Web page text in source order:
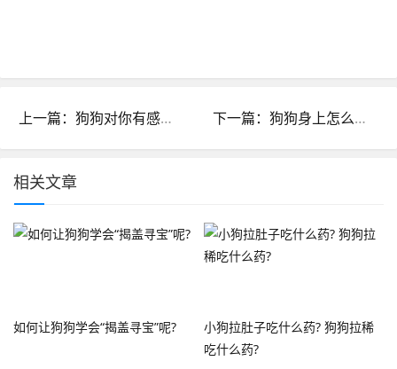
上一篇：狗狗对你有感觉的10种主要表现,检测你狗缘的那时候来到 下一篇：狗狗身上怎么会有跳蚤?
相关文章
如何让狗狗学会“揭盖寻宝”呢?
小狗拉肚子吃什么药? 狗狗拉稀
吃什么药?